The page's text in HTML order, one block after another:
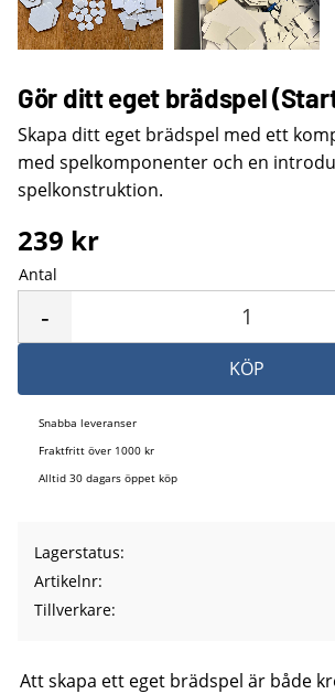
Gör ditt eget brädspel
Skapa ditt eget brädspel med ett
med spelkomponenter och en
spelkonstruktion.
239 kr
Antal
-
KÖP
Snabba leveranser
Fraktfritt över 1000 kr
Alltid 30 dagars öppet köp
Lagerstatus
Artikelnr
Tillverkare
Att skapa ett eget brädspel är både